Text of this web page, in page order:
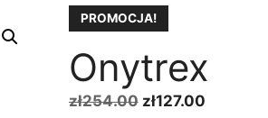
PROMOCJA!
Onytrex
zł254.00 Pierwotna
zł127.00Aktualna